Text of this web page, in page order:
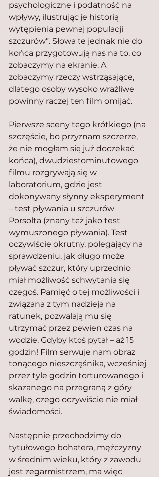
psychologiczne i podatność na
wpływy, ilustrując je historią
wytępienia pewnej populacji
szczurów”. Słowa te jednak nie do
końca przygotowują nas na to, co
zobaczymy na ekranie. A
zobaczymy rzeczy wstrząsające,
dlatego osoby wysoko wrażliwe
powinny raczej ten film omijać.
Pierwsze sceny tego krótkiego (na
szczęście, bo przyznam szczerze,
że nie mogłam się już doczekać
końca), dwudziestominutowego
filmu rozgrywają się w
laboratorium, gdzie jest
dokonywany słynny eksperyment
– test pływania u szczurów
Porsolta (znany też jako test
wymuszonego pływania). Test
oczywiście okrutny, polegający na
sprawdzeniu, jak długo może
pływać szczur, który uprzednio
miał możliwość schwytania się
czegoś. Pamięć o tej możliwości i
związana z tym nadzieja na
ratunek, pozwalają mu się
utrzymać przez pewien czas na
wodzie. Gdyby ktoś pytał – aż 15
godzin! Film serwuje nam obraz
tonącego nieszczęśnika, wcześniej
przez tyle godzin torturowanego i
skazanego na przegraną z góry
walkę, czego oczywiście nie miał
świadomości.
Następnie przechodzimy do
tytułowego bohatera, mężczyzny
w średnim wieku, który z zawodu
jest zegarmistrzem, ma więc